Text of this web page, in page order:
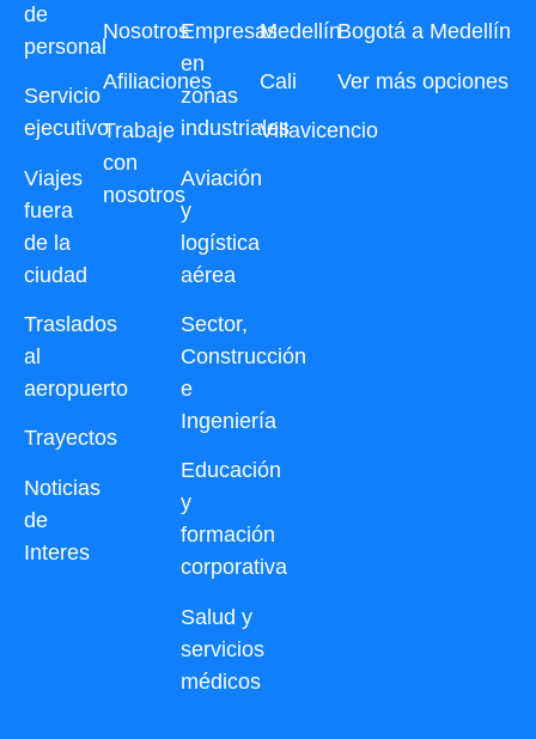
de
personal
Servicio
ejecutivo
Viajes
fuera
de la
ciudad
Traslados
al
aeropuerto
Trayectos
Noticias
de
Interes
Empresas
en
zonas
industriales
Aviación
y
logística
aérea
Sector,
Construcción
e
Ingeniería
Educación
y
formación
corporativa
Salud y
servicios
médicos
Medellín
Cali
Villavicencio
Bogotá a Medellín
Ver más opciones
Nosotros
Afiliaciones
Trabaje
con
nosotros